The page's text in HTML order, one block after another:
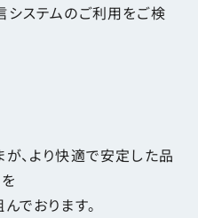
ステムのご利用をご検
、より快適で安定した品
でおります。